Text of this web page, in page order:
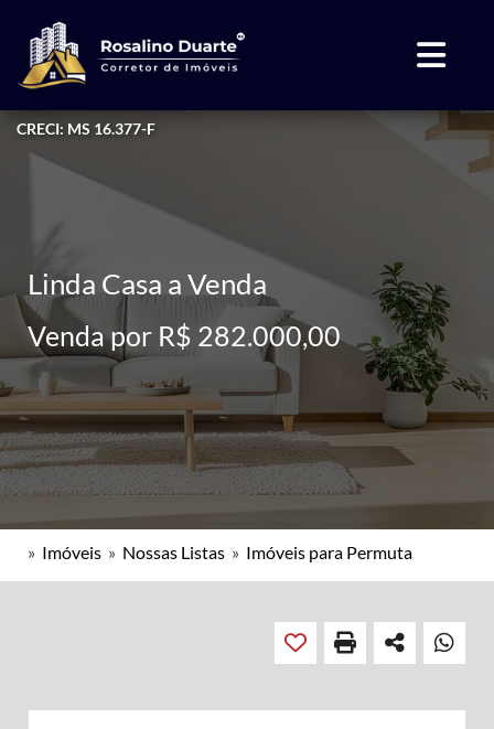
CRECI: MS 16.377-F
Linda Casa a Venda
Venda por R$ 282.000,00
» Imóveis » Nossas Listas » Imóveis para Permuta